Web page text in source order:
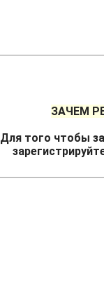
ЗАЧЕМ
того чтобы